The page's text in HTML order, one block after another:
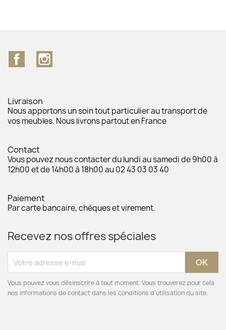
Facebook
Livraison
Nous apportons un soin tout particulier au transport de
vos meubles. Nous livrons partout en France
Contact
Vous pouvez nous contacter du lundi au samedi de 9h00 à
12h00 et de 14h00 à 18h00 au 02 43 03 03 40
Paiement
Par carte bancaire, chèques et virement.
Recevez nos offres spéciales
Vous pouvez vous désinscrire à tout moment. Vous trouverez pour cela
nos informations de contact dans les conditions d'utilisation du site.